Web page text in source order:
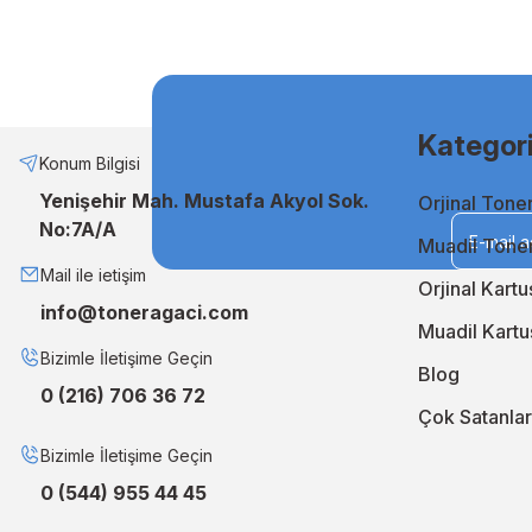
Bütçenizi zorlamadan kaliteli baskılar almak istiyorsanız,
etmenin en akıllı yoludur. Uzun ömürlü ve stabil performansı
Neden TonerAğacı?
TonerAğacı, müşteri memnuniyeti odaklı hizmet
geliştiriyor, siparişlerinizi en kısa sürede kapınıza
En iyi orjinal ve muadil çözümler için TonerAğacı'nı ziyaret
Konum Bilgisi
Yenişehir Mah. Mustafa Akyol Sok.
No:7A/A
Mail ile ietişim
info@toneragaci.com
Bizimle İletişime Geçin
0 (216) 706 36 72
Bizimle İletişime Geçin
0 (544) 955 44 45
Orjinal
Muadil
Orjinal
Muadil
Blog
Çok Satanlar